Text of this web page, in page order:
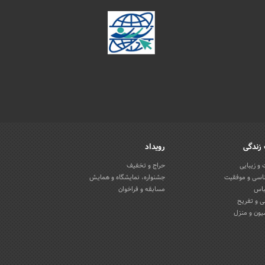
زیبایی
و موفقیت
و تفریح
و منزل
رویداد
حراج و تخفیف
جشنواره، نمایشگاه و همایش
مسابقه و فراخوان